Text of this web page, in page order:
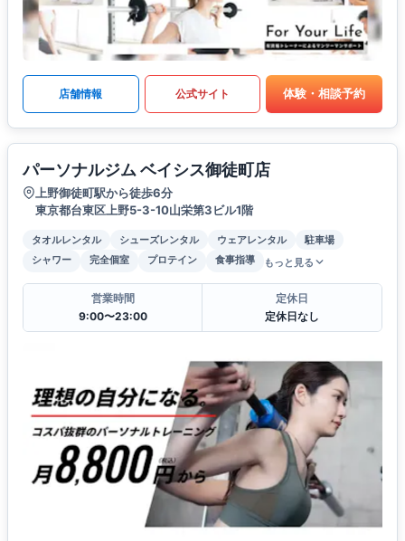
店舗情報 公式サイト 体験・相談予約
パーソナルジム ベイシス御徒町店
上野御徒町駅から徒歩6分
東京都台東区上野5-3-10山栄第3ビル1階
タオルレンタル シューズレンタル ウェアレンタル
駐車場
シャワー
完全個室 プロテイン 食事指導 もっと見る
営業時間
9:00〜23:00
定休日
定休日なし